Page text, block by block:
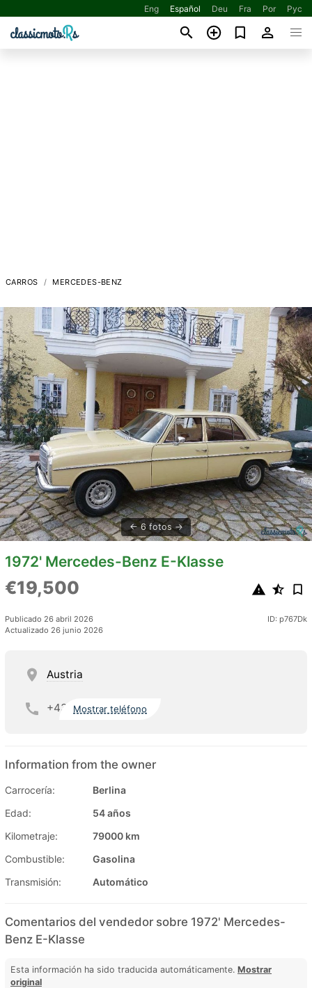
Eng Español Deu Fra Por Рус
CARROS MERCEDES-BENZ
6 fotos
1972' Mercedes-Benz E-Klasse
€19,500
Publicado 26 abril 2026
Actualizado 26 junio 2026
ID: p767Dk
Austria
+43 Mostrar teléfono
Information from the owner
Carrocería:
Berlina
Edad:
54 años
Kilometraje:
79000 km
Combustible:
Gasolina
Transmisión:
Automático
Comentarios del vendedor sobre 1972' Mercedes-
Benz E-Klasse
Esta información ha sido traducida automáticamente. Mostrar
original